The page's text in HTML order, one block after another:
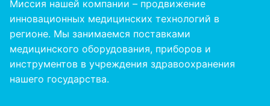
Миссия нашей компании – продвижение
инновационных медицинских технологий в
регионе. Мы занимаемся поставками
медицинского оборудования, приборов и
инструментов в учреждения здравоохранения
нашего государства.